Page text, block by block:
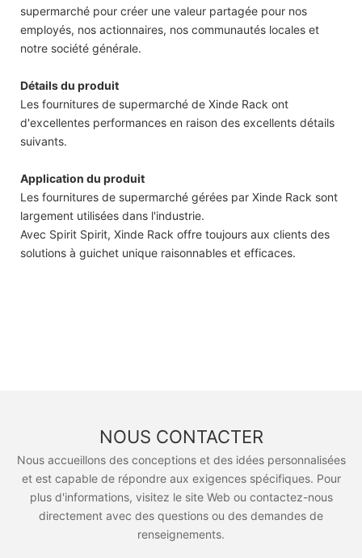
supermarché pour créer une valeur partagée pour nos
employés, nos actionnaires, nos communautés locales et
notre société générale.
Détails du produit
Les fournitures de supermarché de Xinde Rack ont ​​
d'excellentes performances en raison des excellents détails
suivants.
Application du produit
Les fournitures de supermarché gérées par Xinde Rack sont
largement utilisées dans l'industrie.
Avec Spirit Spirit, Xinde Rack offre toujours aux clients des
solutions à guichet unique raisonnables et efficaces.
NOUS CONTACTER
Nous accueillons des conceptions et des idées personnalisées
et est capable de répondre aux exigences spécifiques. Pour
plus d'informations, visitez le site Web ou contactez-nous
directement avec des questions ou des demandes de
renseignements.